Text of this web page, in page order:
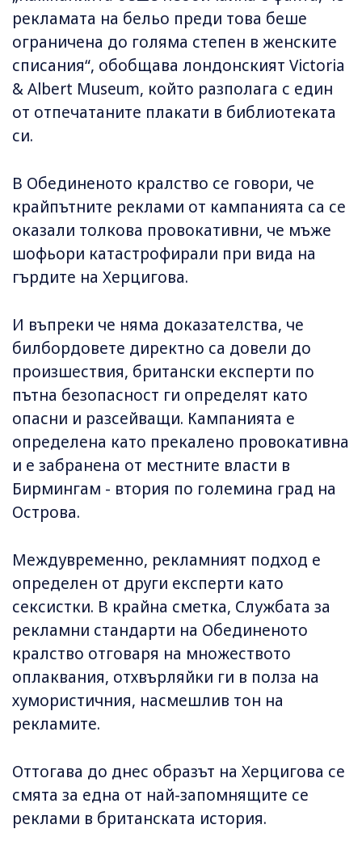
рекламата на бельо преди това беше
ограничена до голяма степен в женските
списания“, обобщава лондонският Victoria
& Albert Museum, който разполага с един
от отпечатаните плакати в библиотеката
си.
В Обединеното кралство се говори, че
крайпътните реклами от кампанията са се
оказали толкова провокативни, че мъже
шофьори катастрофирали при вида на
гърдите на Херцигова.
И въпреки че няма доказателства, че
билбордовете директно са довели до
произшествия, британски експерти по
пътна безопасност ги определят като
опасни и разсейващи. Кампанията е
определена като прекалено провокативна
и е забранена от местните власти в
Бирмингам - втория по големина град на
Острова.
Междувременно, рекламният подход е
определен от други експерти като
сексистки. В крайна сметка, Службата за
рекламни стандарти на Обединеното
кралство отговаря на множеството
оплаквания, отхвърляйки ги в полза на
хумористичния, насмешлив тон на
рекламите.
Оттогава до днес образът на Херцигова се
смята за една от най-запомнящите се
реклами в британската история.